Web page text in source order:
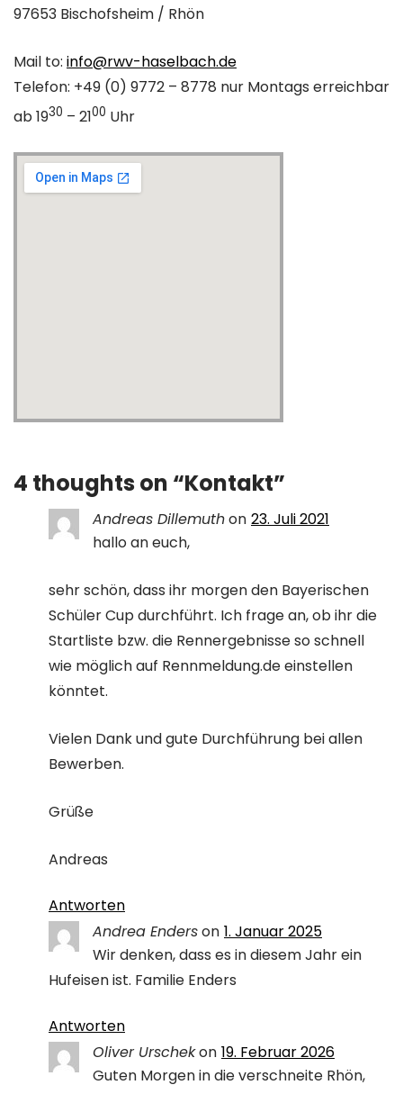
97653 Bischofsheim / Rhön
Mail to: info@rwv-haselbach.de
Telefon: +49 (0) 9772 – 8778 nur Montags erreichbar
ab 1930 – 2100 Uhr
4 thoughts on “Kontakt”
Andreas Dillemuthon 23. Juli 2021
hallo an euch,
sehr schön, dass ihr morgen den Bayerischen
Schüler Cup durchführt. Ich frage an, ob ihr die
Startliste bzw. die Rennergebnisse so schnell
wie möglich auf Rennmeldung.de einstellen
könntet.
Vielen Dank und gute Durchführung bei allen
Bewerben.
Grüße
Andreas
Antworten
Andrea Enderson 1. Januar 2025
Wir denken, dass es in diesem Jahr ein
Hufeisen ist. Familie Enders
Antworten
Oliver Urschekon 19. Februar 2026
Guten Morgen in die verschneite Rhön,